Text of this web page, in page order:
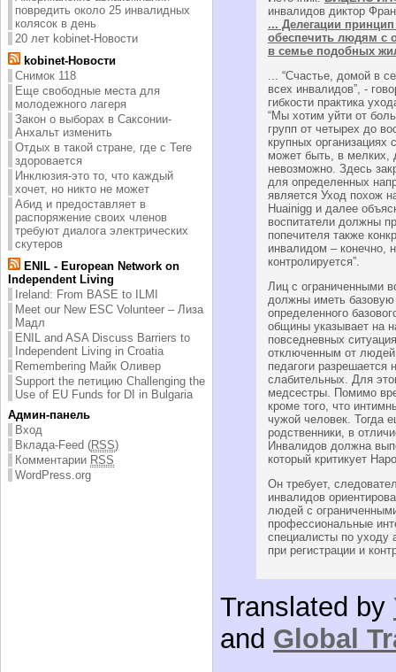
повредить около 25 инвалидных
колясок в день
20 лет kobinet-Новости
kobinet-Новости
Снимок 118
Еще свободные места для
молодежного лагеря
Закон о выборах в Саксонии-
Анхальт изменить
Отдых в такой стране, где с Tere
здоровается
Инклюзия-это то, что каждый
хочет, но никто не может
Абид и предоставляет в
распоряжение своих членов
требуют диалога электрических
скутеров
ENIL - European Network on
Independent Living
Ireland: From BASE to ILMI
Meet our New ESC Volunteer – Лиза
Мадл
ENIL and ASA Discuss Barriers to
Independent Living in Croatia
Remembering Майк Оливер
Support the петицию Challenging the
Use of EU Funds for DI in Bulgaria
Админ-панель
Вход
Вклада-Feed (RSS)
Комментарии RSS
WordPress.org
инвалидов диктор
... Делегации
обеспечить людям с
в семье подобных
... “Счастье, домой в
всех инвалидов”, -
гибкости практика
“Мы хотим уйти от
групп от четырех до
крупных организациях
может быть, в мелких,
невозможно. Здесь
для определенных
является Уход похож
Huainigg и далее
воспитатели должны
попечителя также
инвалидом – конечно,
контролируется”.
Лиц с ограниченными
должны иметь базовую
определенного
общины указывает на
повседневных
отключенным от
педагоги разрешается
слабительных. Для
медсестры. Помимо
кроме того, что
чужой человек. Тогда
родственники, в
Инвалидов должна
который критикует
Он требует,
инвалидов
людей с
профессиональные
специалисты по уходу
при регистрации и
Translated by
and Global